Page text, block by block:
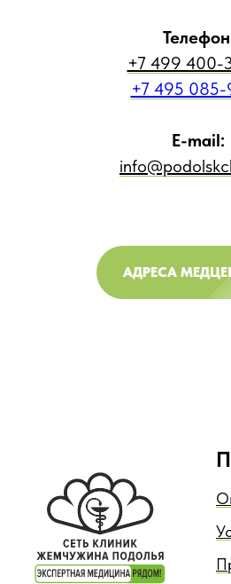
+7 499 400-
+7 495 085-
E-mail:
АДРЕСА